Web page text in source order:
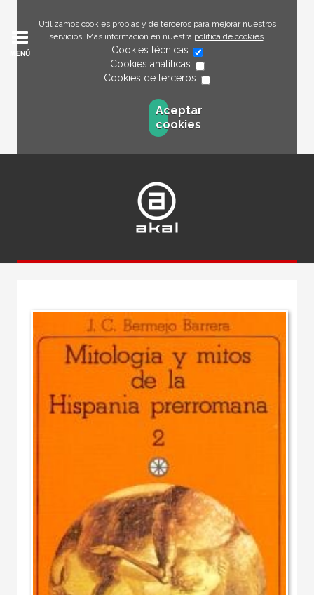
Utilizamos cookies propias y de terceros para mejorar nuestros
servicios. Más información en nuestra política de cookies.
Cookies técnicas:
Cookies analíticas:
Cookies de terceros:
Aceptar
cookies
MENÚ